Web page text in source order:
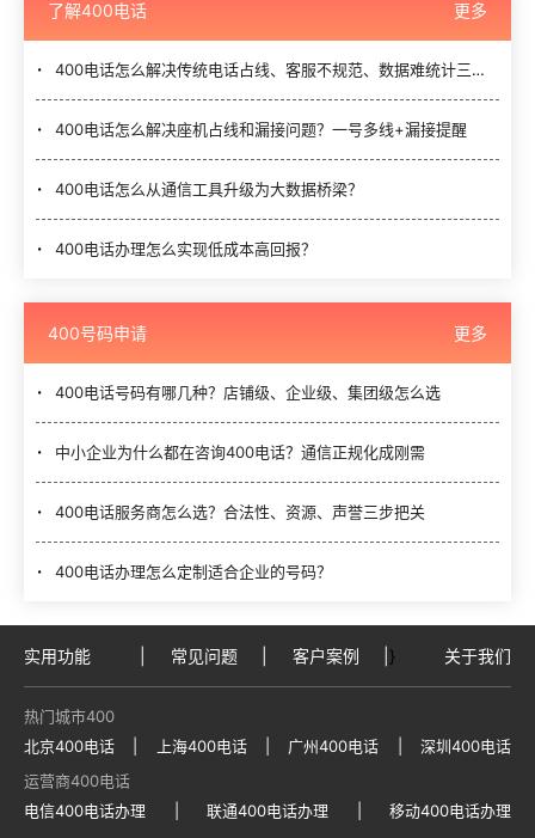
了解400电话 更多
400电话怎么解决传统电话占线、客服不规范、数据难统计三大难题？
400电话怎么解决座机占线和漏接问题？一号多线+漏接提醒
400电话怎么从通信工具升级为大数据桥梁？
400电话办理怎么实现低成本高回报？
400号码申请 更多
400电话号码有哪几种？店铺级、企业级、集团级怎么选
中小企业为什么都在咨询400电话？通信正规化成刚需
400电话服务商怎么选？合法性、资源、声誉三步把关
400电话办理怎么定制适合企业的号码？
实用功能 常见问题 客户案例 } 关于我们
热门城市400
北京400电话
上海400电话 广州400电话
深圳400电话
运营商400电话
电信400电话办理
联通400电话办理 移动400电话办理